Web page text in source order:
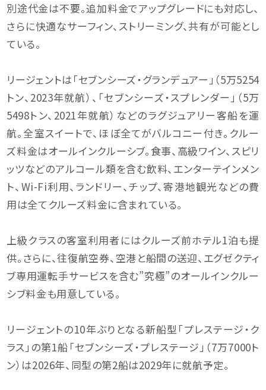
別途代金は不要。追加料金でアップグレードにも対応し、
さらに快適なサーフィン、ストリーミング、共有が可能とし
ている。
リージェントは「セブンシーズ・グランデュアー」（5万5254
トン、2023年就航）、「セブンシーズ・スプレンダー」（5万
5498トン、2021年就航）などのラグジュアリー客船を運
航。全室スイートで、ほぼ全てがバルコニー付き。クルー
ズ料金はオールインクルーシブ。食事、高級ワイン、スピリ
ッツなどのアルコール類を含む飲料、エンターテインメン
ト、Wi-Fi利用、ランドリー、チップ、寄港地観光などの費
用は全てクルーズ料金に含まれている。
上級クラスの客室利用者にはクルーズ前ホテル1泊も提
供。さらに、往復航空券、空港と船間の送迎、エグゼクティ
ブ専用運転手サービスを含む”究極”のオールインクルー
シブ料金も用意している。
リージェントの10年ぶりとなる新船型「プレステージ・ク
ラス」の第1船「セブンシーズ・プレステージ」（7万7000ト
ン）は2026年、同型の第2船は2029年に就航予定。